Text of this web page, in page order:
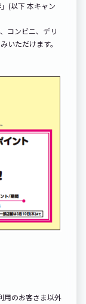
(以下 本キャン
コンビニ、デリ
いただけます。
用のお客さま以外